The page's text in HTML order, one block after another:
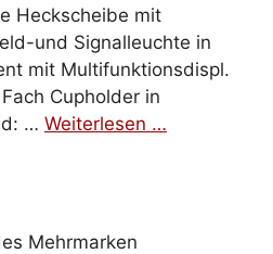
Heckscheibe mit
und Signalleuchte in
mit Multifunktionsdispl.
Cupholder in
… Weiterlesen …